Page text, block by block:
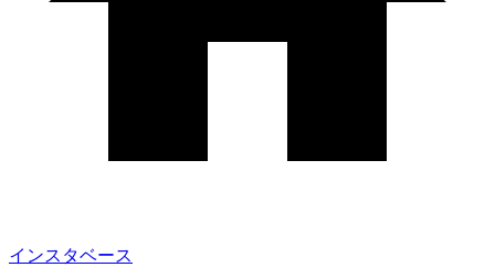
インスタベース